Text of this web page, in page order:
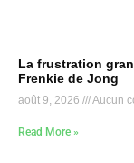
La frustration
Frenkie de Jong
août 9, 2026 Aucun
Read More »